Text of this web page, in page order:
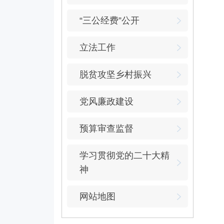
“三公经费”公开
立法工作
脱贫攻坚乡村振兴
党风廉政建设
预算审查监督
学习贯彻党的二十大精
神
网站地图